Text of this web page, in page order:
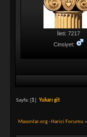
İleti: 7217
Cinsiyet:
Sayfa: [1]Yukarı git
Masonlar.org - Harici Forumu »